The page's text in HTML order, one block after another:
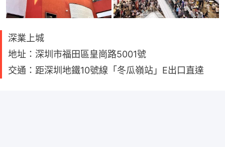
深業上城
地址：深圳市福田區皇崗路5001號
交通：距深圳地鐵10號線「冬瓜嶺站」E出口直達